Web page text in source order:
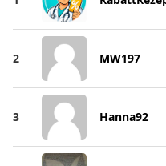
2 MW197
3 Hanna92